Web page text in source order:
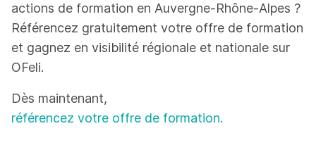
actions de formation en Auvergne-Rhône-Alpes ?
Référencez gratuitement votre offre de formation
et gagnez en visibilité régionale et nationale sur
OFeli.
Dès maintenant,
référencez votre offre de formation.